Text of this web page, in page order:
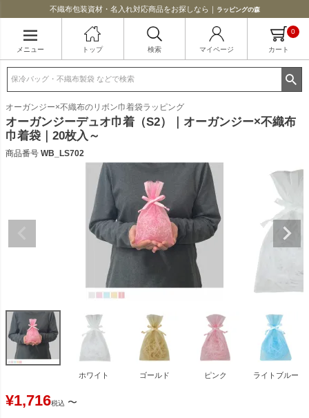
不織布包装資材・名入れ対応商品をお探しなら｜ ラッピングの森
メニュー トップ 検索 マイページ カート
0
オーガンジー×不織布のリボン巾着袋ラッピング
オーガンジーデュオ巾着（S2）｜オーガンジー×不織布
巾着袋｜20枚入～
商品番号 WB_LS702
ホワイト ゴールド ピンク ライトブルー
¥1,716税込 〜